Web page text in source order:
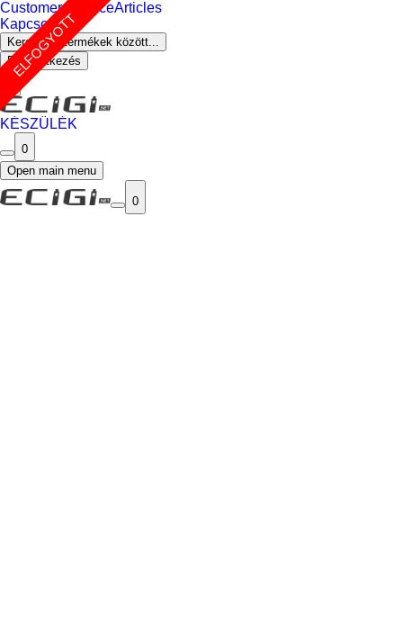
Customer ServiceArticles
Kapcsolat
Keresés a termékek között...
Bejelentkezés
KÉSZÜLÉK
0
Open main menu
0
ELFOGYOTT